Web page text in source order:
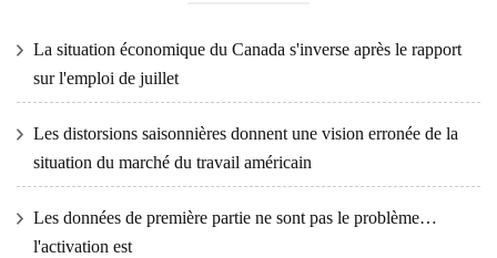
La situation économique du Canada s'inverse après le rapport
sur l'emploi de juillet
Les distorsions saisonnières donnent une vision erronée de la
situation du marché du travail américain
Les données de première partie ne sont pas le problème…
l'activation est